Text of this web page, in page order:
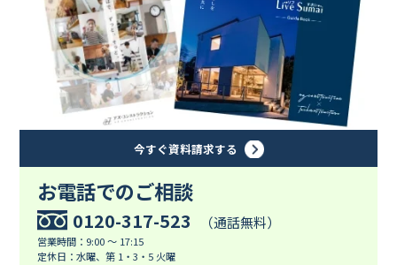
今すぐ資料請求する
お電話でのご相談
0120-317-523 （通話無料）
営業時間：9:00 ～ 17:15
定休日：水曜、第 1・3・5 火曜